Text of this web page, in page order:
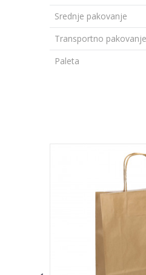
Srednje pakovanje
Transportno pakovanje
Paleta